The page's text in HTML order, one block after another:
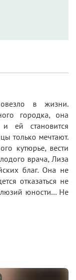
в жизни.
городка, она
ей становится
только мечтают.
кутюрье, вести
врача, Лиза
благ. Она не
отказаться не
юности... Не